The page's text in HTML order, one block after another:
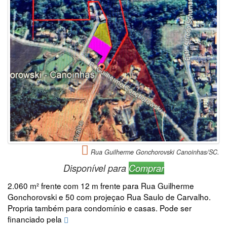
Rua Guilherme Gonchorovski Canoinhas/SC.
Disponível para Comprar
2.060 m² frente com 12 m frente para Rua Guilherme
Gonchorovski e 50 com projeçao Rua Saulo de Carvalho.
Propria também para condomínio e casas. Pode ser
financiado pela